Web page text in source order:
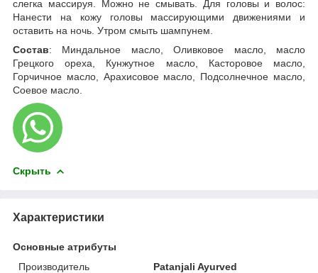
слегка массируя. Можно не смывать. Для головы и волос:
Нанести на кожу головы массирующими движениями и
оставить на ночь. Утром смыть шампунем.
Состав: Миндальное масло, Оливковое масло, масло
Грецкого ореха, Кунжутное масло, Касторовое масло,
Горчичное масло, Арахисовое масло, Подсолнечное масло,
Соевое масло.
Скрыть
Характеристики
Основные атрибуты
Производитель
Patanjali Ayurved